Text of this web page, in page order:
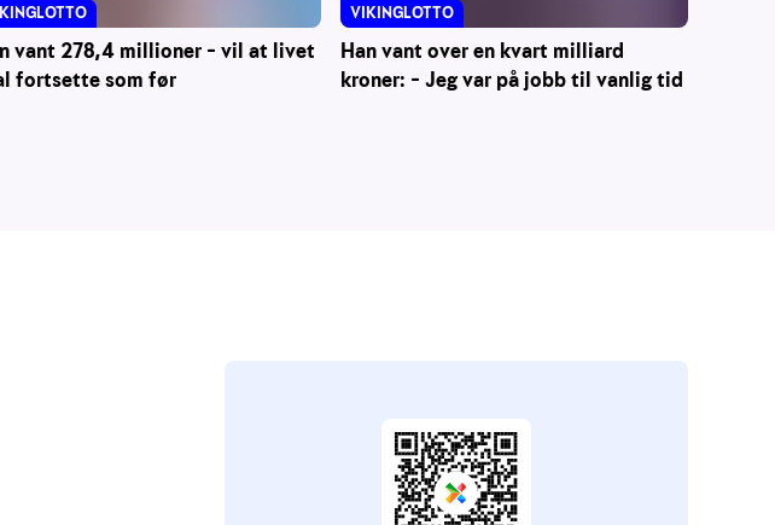
vant 278,4 millioner – vil at livet
fortsette som før
Han vant over en kvart milliard
kroner: – Jeg var på jobb til vanlig tid
VIKINGLOTTO